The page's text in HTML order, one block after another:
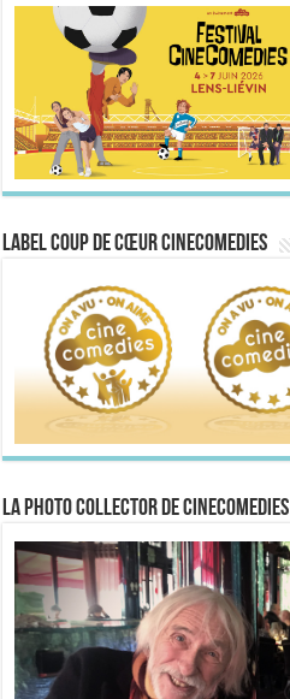
Label Coup de Cœur CineComedies
La Photo collector de CineComedies